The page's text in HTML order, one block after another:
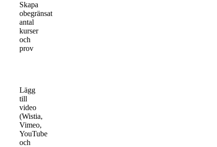
Skapa
obegränsat
antal
kurser
och
prov
Lägg
till
video
(Wistia,
Vimeo,
YouTube
och